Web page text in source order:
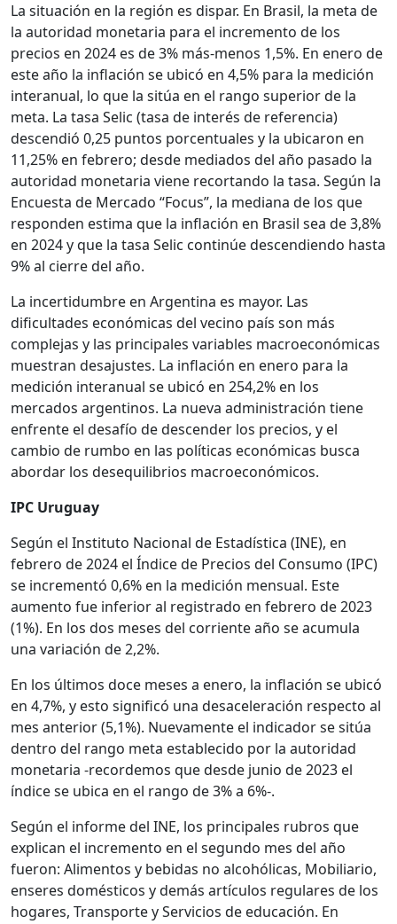
La situación en la región es dispar. En Brasil, la meta de
la autoridad monetaria para el incremento de los
precios en 2024 es de 3% más-menos 1,5%. En enero de
este año la inflación se ubicó en 4,5% para la medición
interanual, lo que la sitúa en el rango superior de la
meta. La tasa Selic (tasa de interés de referencia)
descendió 0,25 puntos porcentuales y la ubicaron en
11,25% en febrero; desde mediados del año pasado la
autoridad monetaria viene recortando la tasa. Según la
Encuesta de Mercado “Focus”, la mediana de los que
responden estima que la inflación en Brasil sea de 3,8%
en 2024 y que la tasa Selic continúe descendiendo hasta
9% al cierre del año.
La incertidumbre en Argentina es mayor. Las
dificultades económicas del vecino país son más
complejas y las principales variables macroeconómicas
muestran desajustes. La inflación en enero para la
medición interanual se ubicó en 254,2% en los
mercados argentinos. La nueva administración tiene
enfrente el desafío de descender los precios, y el
cambio de rumbo en las políticas económicas busca
abordar los desequilibrios macroeconómicos.
IPC Uruguay
Según el Instituto Nacional de Estadística (INE), en
febrero de 2024 el Índice de Precios del Consumo (IPC)
se incrementó 0,6% en la medición mensual. Este
aumento fue inferior al registrado en febrero de 2023
(1%). En los dos meses del corriente año se acumula
una variación de 2,2%.
En los últimos doce meses a enero, la inflación se ubicó
en 4,7%, y esto significó una desaceleración respecto al
mes anterior (5,1%). Nuevamente el indicador se sitúa
dentro del rango meta establecido por la autoridad
monetaria -recordemos que desde junio de 2023 el
índice se ubica en el rango de 3% a 6%-.
Según el informe del INE, los principales rubros que
explican el incremento en el segundo mes del año
fueron: Alimentos y bebidas no alcohólicas, Mobiliario,
enseres domésticos y demás artículos regulares de los
hogares, Transporte y Servicios de educación. En